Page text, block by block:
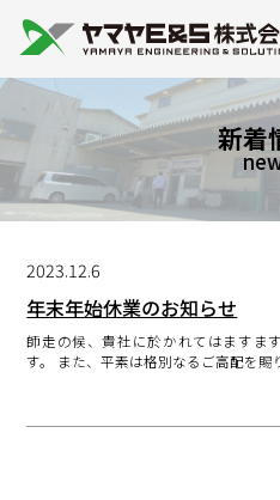
新着
2023.12.6
年末年始休業のお知らせ
師走の候、貴社に於かれてはますま
す。 また、平素は格別なるご高配を